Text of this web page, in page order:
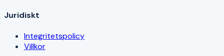
Juridiskt
Integritetspolicy
Villkor